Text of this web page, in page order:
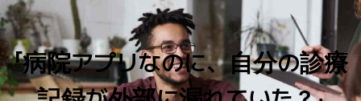
「病院アプリなのに、自分の診療